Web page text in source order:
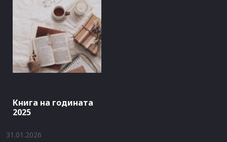
Книга на годината
2025
31.01.2026